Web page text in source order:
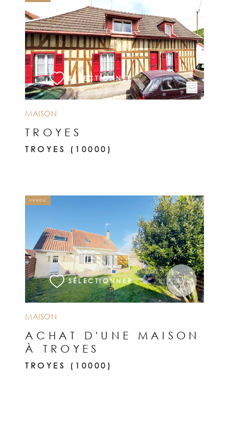
MAISON
TROYES
TROYES (10000)
SÉLECTIONNER
VOIR LE BIEN
MAISON
ACHAT D'UNE MAISON
À TROYES
TROYES (10000)
VENDU
SÉLECTIONNER
VOIR LE BIEN